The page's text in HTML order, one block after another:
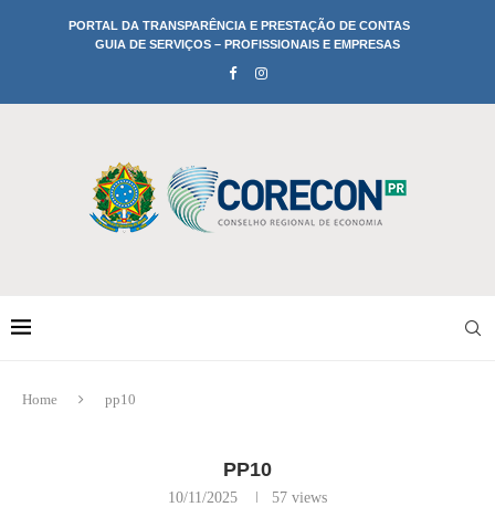
PORTAL DA TRANSPARÊNCIA E PRESTAÇÃO DE CONTAS
GUIA DE SERVIÇOS – PROFISSIONAIS E EMPRESAS
Home pp10
PP10
10/11/2025 57 views